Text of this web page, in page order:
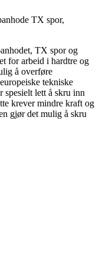
TX spor,
TX spor og
for arbeid i hardtre og
å overføre
tekniske
spesielt lett å skru inn
krever mindre kraft og
gjør det mulig å skru